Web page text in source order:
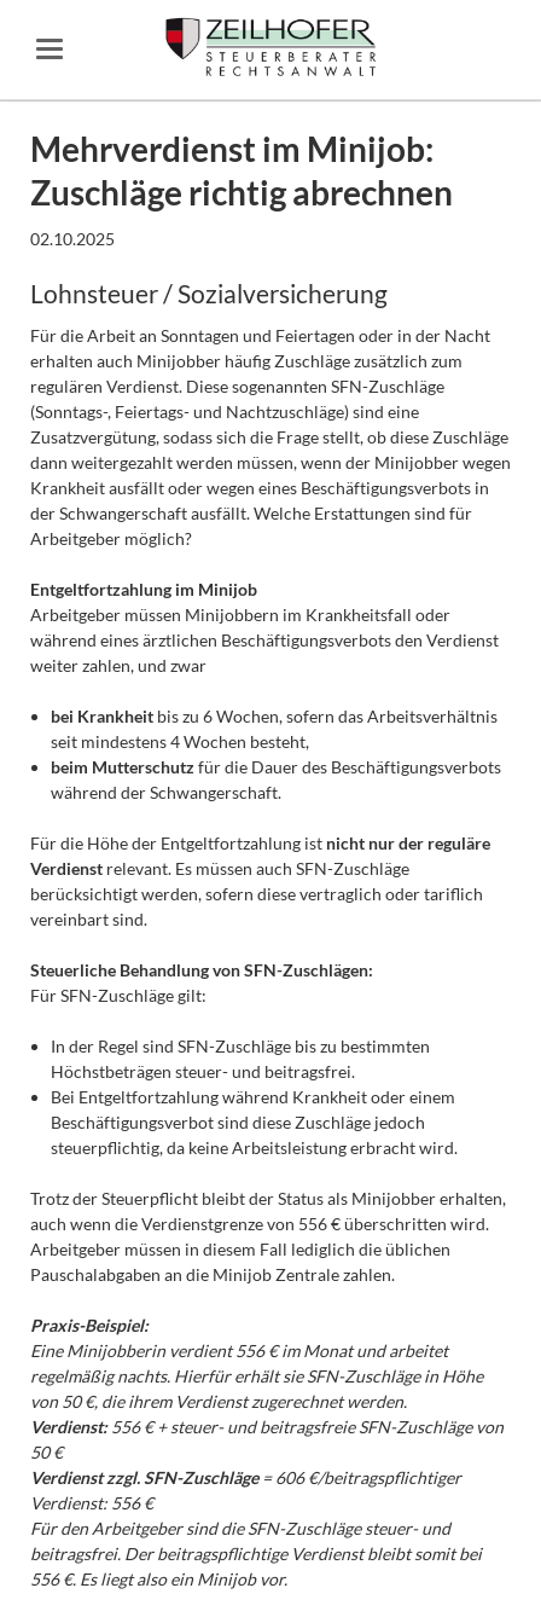
Mehrverdienst im Minijob:
Zuschläge richtig abrechnen
02.10.2025
Lohnsteuer / Sozialversicherung
Für die Arbeit an Sonntagen und Feiertagen oder in der Nacht
erhalten auch Minijobber häufig Zuschläge zusätzlich zum
regulären Verdienst. Diese sogenannten SFN-Zuschläge
(Sonntags-, Feiertags- und Nachtzuschläge) sind eine
Zusatzvergütung, sodass sich die Frage stellt, ob diese Zuschläge
dann weitergezahlt werden müssen, wenn der Minijobber wegen
Krankheit ausfällt oder wegen eines Beschäftigungsverbots in
der Schwangerschaft ausfällt. Welche Erstattungen sind für
Arbeitgeber möglich?
Entgeltfortzahlung im Minijob
Arbeitgeber müssen Minijobbern im Krankheitsfall oder
während eines ärztlichen Beschäftigungsverbots den Verdienst
weiter zahlen, und zwar
bei Krankheit bis zu 6 Wochen, sofern das Arbeitsverhältnis
seit mindestens 4 Wochen besteht,
beim Mutterschutzfür die Dauer des Beschäftigungsverbots
während der Schwangerschaft.
Für die Höhe der Entgeltfortzahlung ist nicht nur der reguläre
Verdienstrelevant. Es müssen auch SFN-Zuschläge
berücksichtigt werden, sofern diese vertraglich oder tariflich
vereinbart sind.
Steuerliche Behandlung von SFN-Zuschlägen:
Für SFN-Zuschläge gilt:
In der Regel sind SFN-Zuschläge bis zu bestimmten
Höchstbeträgen steuer- und beitragsfrei.
Bei Entgeltfortzahlung während Krankheit oder einem
Beschäftigungsverbot sind diese Zuschläge jedoch
steuerpflichtig, da keine Arbeitsleistung erbracht wird.
Trotz der Steuerpflicht bleibt der Status als Minijobber erhalten,
auch wenn die Verdienstgrenze von 556 € überschritten wird.
Arbeitgeber müssen in diesem Fall lediglich die üblichen
Pauschalabgaben an die Minijob Zentrale zahlen.
Praxis-Beispiel:
Eine Minijobberin verdient 556 € im Monat und arbeitet
regelmäßig nachts. Hierfür erhält sie SFN-Zuschläge in Höhe
von 50 €, die ihrem Verdienst zugerechnet werden.
Verdienst:556 € + steuer- und beitragsfreie SFN-Zuschläge von
50 €
Verdienst zzgl. SFN-Zuschläge= 606 €/beitragspflichtiger
Verdienst: 556 €
Für den Arbeitgeber sind die SFN-Zuschläge steuer- und
beitragsfrei. Der beitragspflichtige Verdienst bleibt somit bei
556 €. Es liegt also ein Minijob vor.